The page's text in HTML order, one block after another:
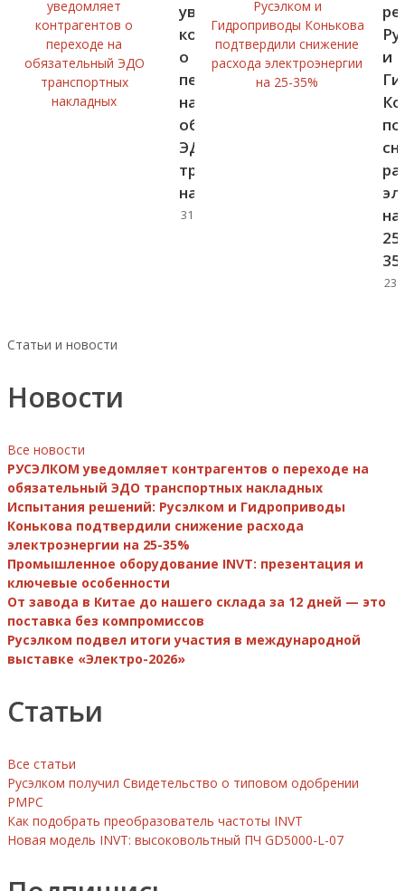
уведомляет
контрагентов
о
переходе
на
обязательный
ЭДО
транспортных
накладных
31.07.2026
и
на
25-
Статьи и новости
Новости
Все новости
РУСЭЛКОМ уведомляет контрагентов о переходе на
обязательный ЭДО транспортных накладных
Испытания решений: Русэлком и Гидроприводы
Конькова подтвердили снижение расхода
электроэнергии на 25-35%
Промышленное оборудование INVT: презентация и
ключевые особенности
От завода в Китае до нашего склада за 12 дней — это
поставка без компромиссов
Русэлком подвел итоги участия в международной
выставке «Электро-2026»
Статьи
Все статьи
Русэлком получил Свидетельство о типовом одобрении
РМРС
Как подобрать преобразователь частоты INVT
Новая модель INVT: высоковольтный ПЧ GD5000-L-07